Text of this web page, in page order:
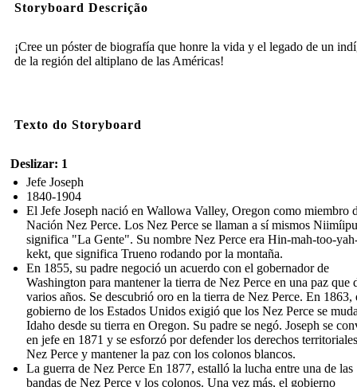
Storyboard Descrição
¡Cree un póster de biografía que honre la vida y el legado de un
de la región del altiplano de las Américas!
Texto do Storyboard
Deslizar: 1
Jefe Joseph
1840-1904
El Jefe Joseph nació en Wallowa Valley, Oregon como miembro
Nación Nez Perce. Los Nez Perce se llaman a sí mismos
significa "La Gente". Su nombre Nez Perce era Hin-mah-too-
kekt, que significa Trueno rodando por la montaña.
En 1855, su padre negoció un acuerdo con el gobernador de
Washington para mantener la tierra de Nez Perce en una paz que
varios años. Se descubrió oro en la tierra de Nez Perce. En 1863,
gobierno de los Estados Unidos exigió que los Nez Perce se
Idaho desde su tierra en Oregon. Su padre se negó. Joseph se
en jefe en 1871 y se esforzó por defender los derechos
Nez Perce y mantener la paz con los colonos blancos.
La guerra de Nez Perce En 1877, estalló la lucha entre una de las
bandas de Nez Perce y los colonos. Una vez más, el gobierno